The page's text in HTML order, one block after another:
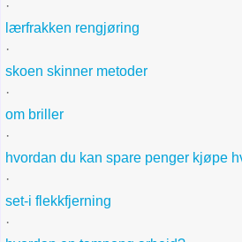
·
lærfrakken rengjøring
·
skoen skinner metoder
·
om briller
·
hvordan du kan spare penger kjøpe
·
set-i flekkfjerning
·